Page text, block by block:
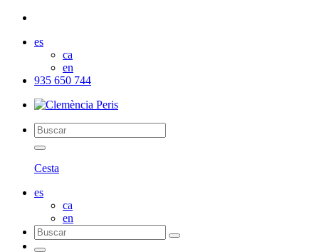
es
ca
en
935 650 744
Cesta
es
ca
en